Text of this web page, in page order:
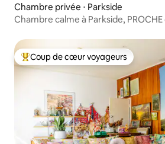
Chambre privée ⋅ Parkside
Chambre calme à Parkside,
Coups de cœur voyageurs les plus
Coup de cœur voyageurs